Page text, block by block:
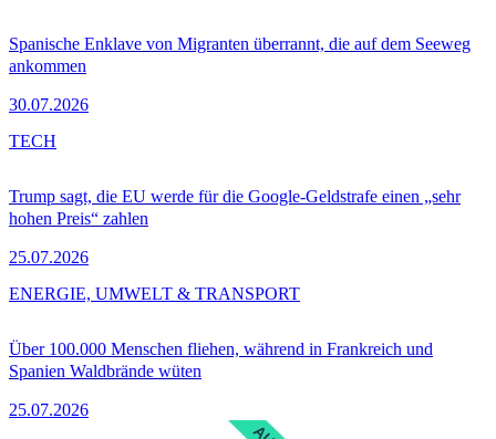
Spanische Enklave von Migranten überrannt, die auf dem Seeweg
ankommen
30.07.2026
Trump sagt, die EU werde für die Google-Geldstrafe einen „sehr
hohen Preis“ zahlen
25.07.2026
TECH
Über 100.000 Menschen fliehen, während in Frankreich und
Spanien Waldbrände wüten
25.07.2026
ENERGIE, UMWELT & TRANSPORT